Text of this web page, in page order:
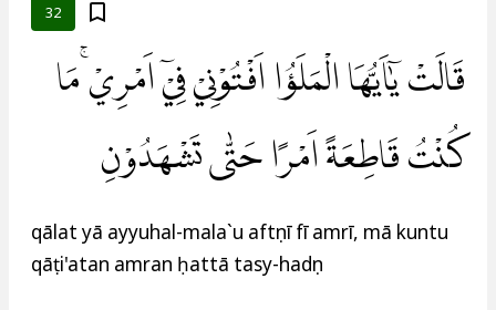
32
قَالَتْ يٰٓاَيُّهَا الْمَلَؤُا اَفْتُوْنِيْ فِيْٓ اَمْرِيْۚ مَا
كُنْتُ قَاطِعَةً اَمْرًا حَتّٰى تَشْهَدُوْنِ
qālat yā ayyuhal-mala`u aftụnī fī amrī, mā kuntu
qāṭi'atan amran ḥattā tasy-hadụn